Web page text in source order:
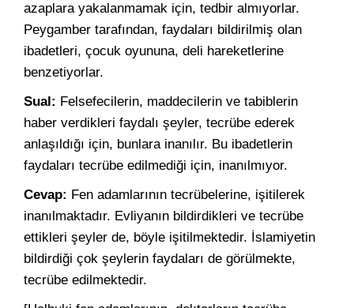
azaplara yakalanmamak için, tedbir almıyorlar.
Peygamber tarafından, faydaları bildirilmiş olan
ibadetleri, çocuk oyununa, deli hareketlerine
benzetiyorlar.
Sual: Felsefecilerin, maddecilerin ve tabiblerin
haber verdikleri faydalı şeyler, tecrübe ederek
anlaşıldığı için, bunlara inanılır. Bu ibadetlerin
faydaları tecrübe edilmediği için, inanılmıyor.
Cevap: Fen adamlarının tecrübelerine, işitilerek
inanılmaktadır. Evliyanın bildirdikleri ve tecrübe
ettikleri şeyler de, böyle işitilmektedir. İslamiyetin
bildirdiği çok şeylerin faydaları de görülmekte,
tecrübe edilmektedir.